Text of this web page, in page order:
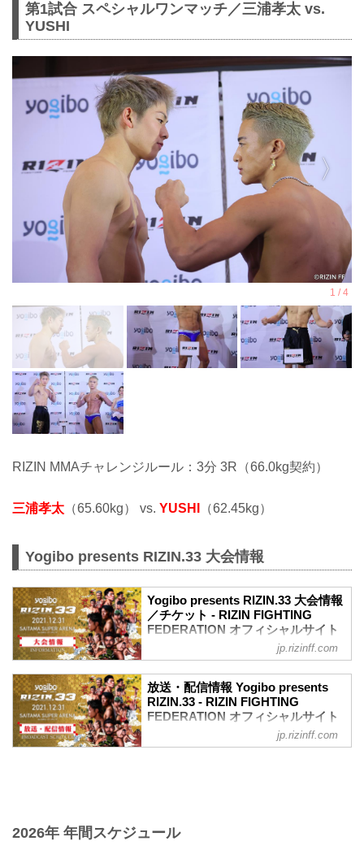
第1試合 スペシャルワンマッチ／三浦孝太 vs.
YUSHI
RIZIN MMAチャレンジルール：3分 3R（66.0kg契約）
三浦孝太 （65.60kg） vs. YUSHI （62.45kg）
Yogibo presents RIZIN.33 大会情報
Yogibo presents RIZIN.33 大会情報
／チケット - RIZIN FIGHTING
FEDERATION オフィシャルサイト
現状は必要ありません。
大会概要
名称
予定時間が前後することがありますので
jp.rizinff.com
放送・配信情報 Yogibo presents
RIZIN.33 - RIZIN FIGHTING
FEDERATION オフィシャルサイト
12月31日（金）さいたまスーパーアリー
試合リアルタイムで視聴しよう！
jp.rizinff.com
2026年 年間スケジュール